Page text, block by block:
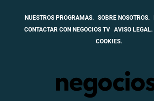
NUESTROS PROGRAMAS. SOBRE NOSOTROS.
CONTACTAR CON NEGOCIOS TV AVISO LEGAL.
COOKIES.